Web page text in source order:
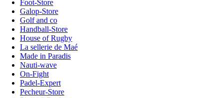
Foot-Store
Galop-Store
Golf and co
Handball-Store
House of Rugby
La sellerie de Maé
Made in Paradis
Nauti-wave
On-Fight
Padel-Expert
Pecheur-Store